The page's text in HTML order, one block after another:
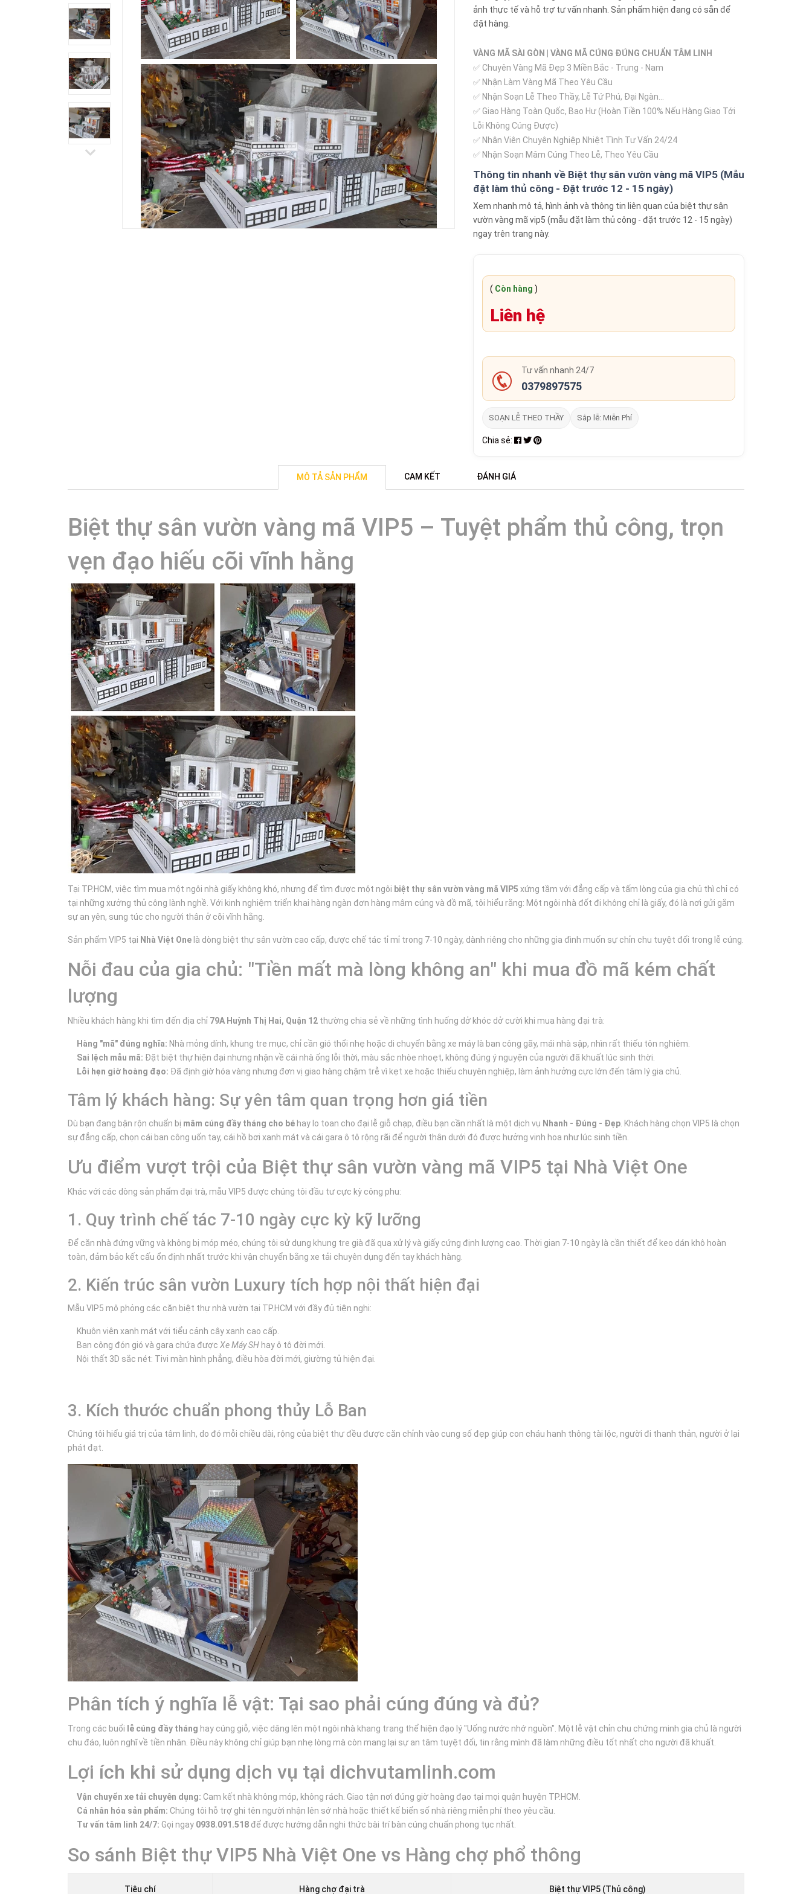
ảnh thực tế và hỗ trợ tư vấn nhanh. Sản phẩm hiện đang có sẵn để
đặt hàng.
VÀNG MÃ SÀI GÒN | VÀNG MÃ CÚNG ĐÚNG CHUẨN TÂM LINH
✅ Chuyên Vàng Mã Đẹp 3 Miền Bắc - Trung - Nam
✅ Nhận Làm Vàng Mã Theo Yêu Cầu
✅ Nhận Soạn Lễ Theo Thầy, Lễ Tứ Phú, Đại Ngàn...
✅ Giao Hàng Toàn Quốc, Bao Hư (Hoàn Tiền 100% Nếu Hàng Giao Tới
Lỗi Không Cúng Được)
✅ Nhân Viên Chuyên Nghiệp Nhiệt Tình Tư Vấn 24/24
✅ Nhận Soạn Mâm Cúng Theo Lễ, Theo Yêu Cầu
Thông tin nhanh về Biệt thự sân vườn vàng mã VIP5 (Mẫu
đặt làm thủ công - Đặt trước 12 - 15 ngày)
Xem nhanh mô tả, hình ảnh và thông tin liên quan của biệt thự sân
vườn vàng mã vip5 (mẫu đặt làm thủ công - đặt trước 12 - 15 ngày)
ngay trên trang này.
( Còn hàng )
Liên hệ
Tư vấn nhanh 24/7
0379897575
SOẠN LỄ THEO THẦY Sắp lễ: Miễn Phí
Chia sẻ:
MÔ TẢ SẢN PHẨM CAM KẾT ĐÁNH GIÁ
Biệt thự sân vườn vàng mã VIP5 – Tuyệt phẩm thủ công, trọn
vẹn đạo hiếu cõi vĩnh hằng
Tại TP.HCM, việc tìm mua một ngôi nhà giấy không khó, nhưng để tìm được một ngôi biệt thự sân vườn vàng mã VIP5 xứng tầm với đẳng cấp và tấm lòng của gia chủ thì chỉ có
tại những xưởng thủ công lành nghề. Với kinh nghiệm triển khai hàng ngàn đơn hàng mâm cúng và đồ mã, tôi hiểu rằng: Một ngôi nhà đốt đi không chỉ là giấy, đó là nơi gửi gắm
sự an yên, sung túc cho người thân ở cõi vĩnh hằng.
Sản phẩm VIP5 tại Nhà Việt One là dòng biệt thự sân vườn cao cấp, được chế tác tỉ mỉ trong 7-10 ngày, dành riêng cho những gia đình muốn sự chỉn chu tuyệt đối trong lễ cúng.
Nỗi đau của gia chủ: "Tiền mất mà lòng không an" khi mua đồ mã kém chất
lượng
Nhiều khách hàng khi tìm đến địa chỉ 79A Huỳnh Thị Hai, Quận 12 thường chia sẻ về những tình huống dở khóc dở cười khi mua hàng đại trà:
Hàng "mã" đúng nghĩa: Nhà mỏng dính, khung tre mục, chỉ cần gió thổi nhẹ hoặc di chuyển bằng xe máy là ban công gãy, mái nhà sập, nhìn rất thiếu tôn nghiêm.
Sai lệch mẫu mã: Đặt biệt thự hiện đại nhưng nhận về cái nhà ống lỗi thời, màu sắc nhòe nhoẹt, không đúng ý nguyện của người đã khuất lúc sinh thời.
Lỗi hẹn giờ hoàng đạo: Đã định giờ hóa vàng nhưng đơn vị giao hàng chậm trễ vì kẹt xe hoặc thiếu chuyên nghiệp, làm ảnh hưởng cực lớn đến tâm lý gia chủ.
Tâm lý khách hàng: Sự yên tâm quan trọng hơn giá tiền
Dù bạn đang bận rộn chuẩn bị mâm cúng đầy tháng cho bé hay lo toan cho đại lễ giỗ chạp, điều bạn cần nhất là một dịch vụ Nhanh - Đúng - Đẹp . Khách hàng chọn VIP5 là chọn
sự đẳng cấp, chọn cái ban công uốn tay, cái hồ bơi xanh mát và cái gara ô tô rộng rãi để người thân dưới đó được hưởng vinh hoa như lúc sinh tiền.
Ưu điểm vượt trội của Biệt thự sân vườn vàng mã VIP5 tại Nhà Việt One
Khác với các dòng sản phẩm đại trà, mẫu VIP5 được chúng tôi đầu tư cực kỳ công phu:
1. Quy trình chế tác 7-10 ngày cực kỳ kỹ lưỡng
Để căn nhà đứng vững và không bị móp méo, chúng tôi sử dụng khung tre già đã qua xử lý và giấy cứng định lượng cao. Thời gian 7-10 ngày là cần thiết để keo dán khô hoàn
toàn, đảm bảo kết cấu ổn định nhất trước khi vận chuyển bằng xe tải chuyên dụng đến tay khách hàng.
2. Kiến trúc sân vườn Luxury tích hợp nội thất hiện đại
Mẫu VIP5 mô phỏng các căn biệt thự nhà vườn tại TP.HCM với đầy đủ tiện nghi:
Khuôn viên xanh mát với tiểu cảnh cây xanh cao cấp.
Ban công đón gió và gara chứa được Xe Máy SH hay ô tô đời mới.
Nội thất 3D sắc nét: Tivi màn hình phẳng, điều hòa đời mới, giường tủ hiện đại.
3. Kích thước chuẩn phong thủy Lỗ Ban
Chúng tôi hiểu giá trị của tâm linh, do đó mỗi chiều dài, rộng của biệt thự đều được căn chỉnh vào cung số đẹp giúp con cháu hanh thông tài lộc, người đi thanh thản, người ở lại
phát đạt.
Phân tích ý nghĩa lễ vật: Tại sao phải cúng đúng và đủ?
Trong các buổi lễ cúng đầy tháng hay cúng giỗ, việc dâng lên một ngôi nhà khang trang thể hiện đạo lý "Uống nước nhớ nguồn". Một lễ vật chỉn chu chứng minh gia chủ là người
chu đáo, luôn nghĩ về tiền nhân. Điều này không chỉ giúp bạn nhẹ lòng mà còn mang lại sự an tâm tuyệt đối, tin rằng mình đã làm những điều tốt nhất cho người đã khuất.
Lợi ích khi sử dụng dịch vụ tại dichvutamlinh.com
Vận chuyển xe tải chuyên dụng: Cam kết nhà không móp, không rách. Giao tận nơi đúng giờ hoàng đạo tại mọi quận huyện TP.HCM.
Cá nhân hóa sản phẩm: Chúng tôi hỗ trợ ghi tên người nhận lên sớ nhà hoặc thiết kế biển số nhà riêng miễn phí theo yêu cầu.
Tư vấn tâm linh 24/7: Gọi ngay 0938.091.518 để được hướng dẫn nghi thức bài trí bàn cúng chuẩn phong tục nhất.
So sánh Biệt thự VIP5 Nhà Việt One vs Hàng chợ phổ thông
Tiêu chí Hàng chợ đại trà Biệt thự VIP5 (Thủ công)